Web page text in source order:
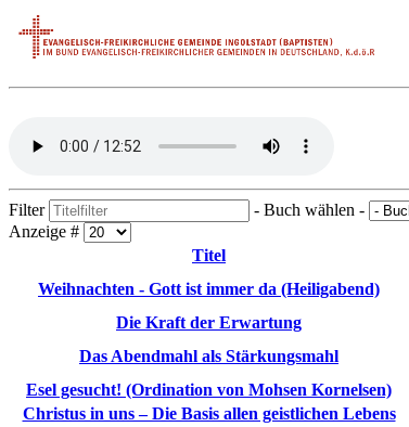
Filter - Buch wählen -
Anzeige #
Titel
Weihnachten - Gott ist immer da (Heiligabend)
Die Kraft der Erwartung
Das Abendmahl als Stärkungsmahl
Esel gesucht! (Ordination von Mohsen Kornelsen)
Christus in uns – Die Basis allen geistlichen Lebens